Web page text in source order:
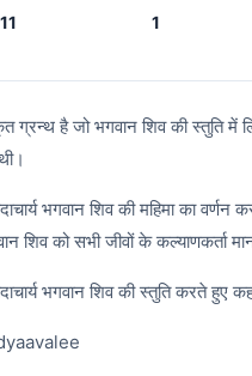
1
ग्रन्थ है जो भगवान शिव की स्तुति में
भगवान शिव की महिमा का
शिव को सभी जीवों के कल्याणकर्ता
भगवान शिव की स्तुति करते हुए